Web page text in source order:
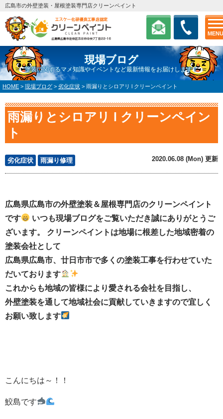
MENU
広島市の外壁塗装・屋根塗装専門店クリーンペイント
現場ブログ
塗装に関するマメ知識やイベントなど最新情報をお届けします！
HOME > 現場ブログ > 劣化症状 > 雨漏りとシロアリ l クリーンペイント
雨漏りとシロアリ l クリーンペイン
ト
劣化症状 雨漏り修理 2020.06.08 (Mon) 更新
広島県広島市の外壁塗装＆屋根専門店のクリーンペイント
です
いつも現場ブログをご覧いただき誠にありがとうご
ざいます。 クリーンペイントは地場に根差した地域密着の
塗装会社として
広島県広島市、廿日市市で多くの塗装工事を行わせていた
だいております
これからも地域の皆様により愛される会社を目指し、
外壁塗装を通して地域社会に貢献していきますので宜しく
お願い致します
こんにちは～！！
鮫島です